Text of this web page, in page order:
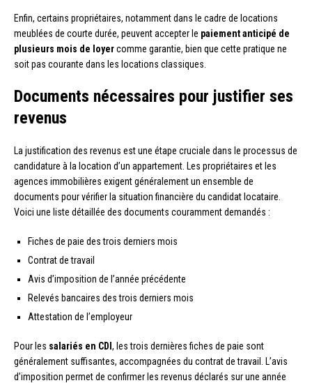
Enfin, certains propriétaires, notamment dans le cadre de locations
meublées de courte durée, peuvent accepter le paiement anticipé de
plusieurs mois de loyercomme garantie, bien que cette pratique ne
soit pas courante dans les locations classiques.
Documents nécessaires pour justifier ses
revenus
La justification des revenus est une étape cruciale dans le processus de
candidature à la location d’un appartement. Les propriétaires et les
agences immobilières exigent généralement un ensemble de
documents pour vérifier la situation financière du candidat locataire.
Voici une liste détaillée des documents couramment demandés :
Fiches de paie des trois derniers mois
Contrat de travail
Avis d’imposition de l’année précédente
Relevés bancaires des trois derniers mois
Attestation de l’employeur
Pour les salariés en CDI , les trois dernières fiches de paie sont
généralement suffisantes, accompagnées du contrat de travail. L’avis
d’imposition permet de confirmer les revenus déclarés sur une année